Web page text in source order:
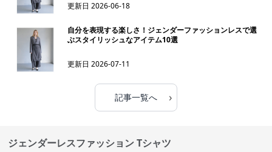
更新日2026-06-18
自分を表現する楽しさ！ジェンダーファッションレスで選
ぶスタイリッシュなアイテム10選
更新日2026-07-11
記事一覧へ ›
ジェンダーレスファッション Tシャツ